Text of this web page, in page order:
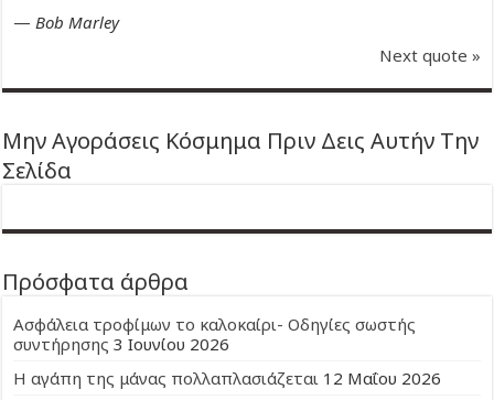
—Bob Marley
Next quote »
Μην Αγοράσεις Κόσμημα Πριν Δεις Αυτήν Την
Σελίδα
Πρόσφατα άρθρα
Ασφάλεια τροφίμων το καλοκαίρι- Οδηγίες σωστής
συντήρησης 3 Ιουνίου 2026
Η αγάπη της μάνας πολλαπλασιάζεται 12 Μαΐου 2026